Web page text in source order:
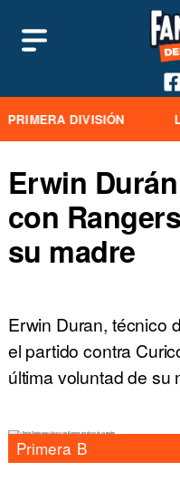
PRIMERA DIVISIÓN
Erwin
con
su madre
Erwin Duran, técnico
el partido contra
última voluntad de su
Primera B